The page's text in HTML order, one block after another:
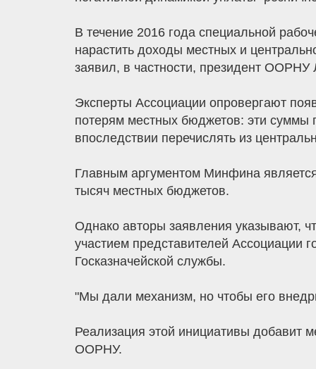
В течение 2016 года специальной
нарастить доходы местных и
заявил, в частности, президент ООРНУ
Эксперты Ассоциации опровергают
потерям местных бюджетов: эти суммы
впоследствии перечислять из
Главным аргументом Минфина
тысяч местных бюджетов.
Однако авторы заявления указывают,
участием представителей Ассоциации
Госказначейской службы.
"Мы дали механизм, но чтобы его
Реализация этой инициативы добавит
ООРНУ.